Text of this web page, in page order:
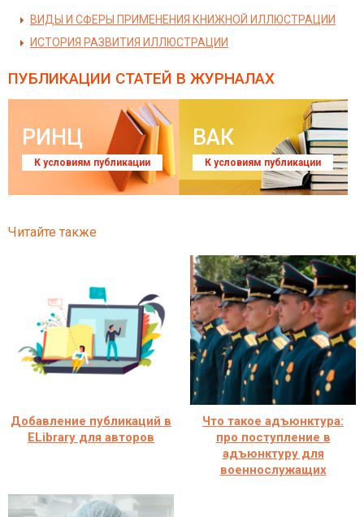
ВИДЫ И СФЕРЫ ПРИМЕНЕНИЯ КНИЖНОЙ ИЛЛЮСТРАЦИИ
ИСТОРИЯ РАЗВИТИЯ ИЛЛЮСТРАЦИИ
ПУБЛИКАЦИИ СТАТЕЙ В ЖУРНАЛАХ
РИНЦ
К условиям публикации
ВАК
К условиям публикации
Читайте также
Добавление публикаций в
ELibrary для авторов
Что такое адъюнктура:
про поступление в
адъюнктуру для
военнослужащих